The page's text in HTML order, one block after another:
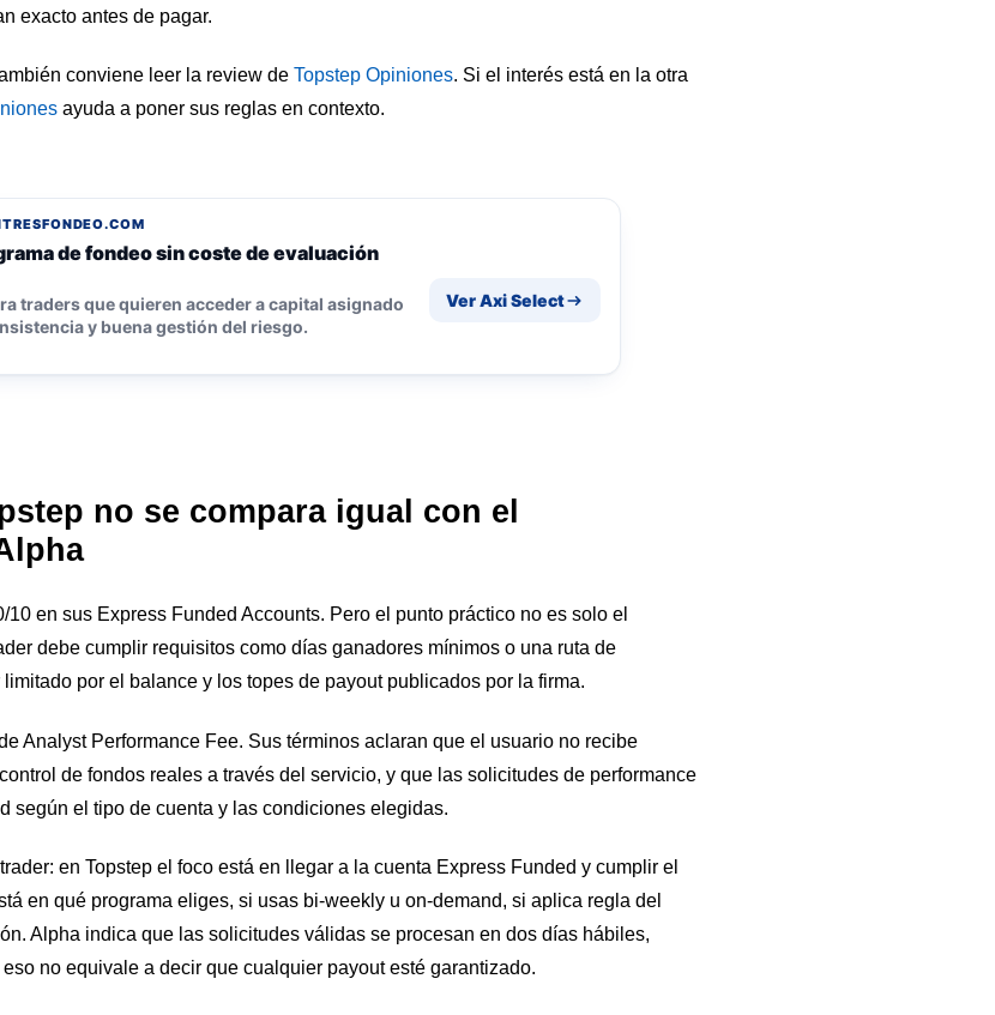
exacto antes de pagar.
conviene leer la review de Topstep Opiniones. Si el interés está en la otra
ayuda a poner sus reglas en contexto.
de fondeo sin coste de evaluación
traders que quieren acceder a capital asignado
y buena gestión del riesgo.
Ver Axi Select
no se compara igual con el
en sus Express Funded Accounts. Pero el punto práctico no es solo el
debe cumplir requisitos como días ganadores mínimos o una ruta de
por el balance y los topes de payout publicados por la firma.
Analyst Performance Fee. Sus términos aclaran que el usuario no recibe
de fondos reales a través del servicio, y que las solicitudes de performance
según el tipo de cuenta y las condiciones elegidas.
en Topstep el foco está en llegar a la cuenta Express Funded y cumplir el
en qué programa eliges, si usas bi-weekly u on-demand, si aplica regla del
Alpha indica que las solicitudes válidas se procesan en dos días hábiles,
no equivale a decir que cualquier payout esté garantizado.